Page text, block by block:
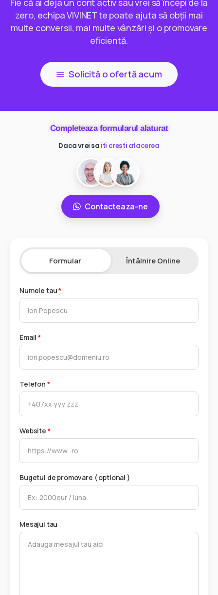
Fie că ai deja un cont activ sau vrei să începi de la
zero, echipa VIVINET te poate ajuta să obții mai
multe conversii, mai multe vânzări și o promovare
eficientă.
Solicită o ofertă acum
Completeaza formularul alaturat
Daca vrei sa ai mai multi clienti
Contacteaza-ne
Formular Întâlnire Online
Numele tau*
Email*
Telefon *
Website *
Bugetul de promovare ( optional )
Mesajul tau